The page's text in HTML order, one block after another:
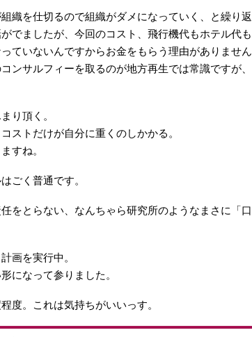
織を仕切るので組織がダメになっていく、と繰り返
でましたが、今回のコスト、飛行機代もホテル代も
ていないんですからお金をもらう理由がありません
ンサルフィーを取るのが地方再生では常識ですが、
り頂く。
ストだけが自分に重くのしかかる。
すね。
ごく普通です。
をとらない、なんちゃら研究所のようなまさに「口
画を実行中。
になって参りました。
度。これは気持ちがいいっす。